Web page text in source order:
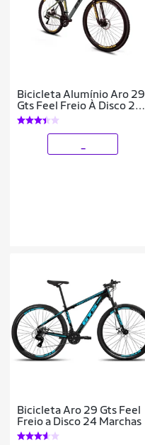
Bicicleta Alumínio Aro 29
Gts Feel Freio À Disco 21
Marchas
Bicicleta Aro 29 Gts Feel
Freio a Disco 24 Marchas